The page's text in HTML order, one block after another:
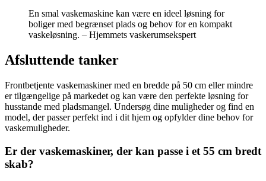
En smal vaskemaskine kan være en ideel løsning for
boliger med begrænset plads og behov for en kompakt
vaskeløsning. – Hjemmets vaskerumsekspert
Afsluttende tanker
Frontbetjente vaskemaskiner med en bredde på 50 cm eller mindre
er tilgængelige på markedet og kan være den perfekte løsning for
husstande med pladsmangel. Undersøg dine muligheder og find en
model, der passer perfekt ind i dit hjem og opfylder dine behov for
vaskemuligheder.
Er der vaskemaskiner, der kan passe i et 55 cm bredt
skab?